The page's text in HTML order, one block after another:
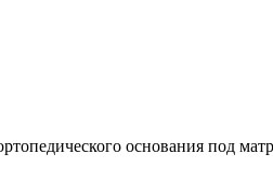
основания под